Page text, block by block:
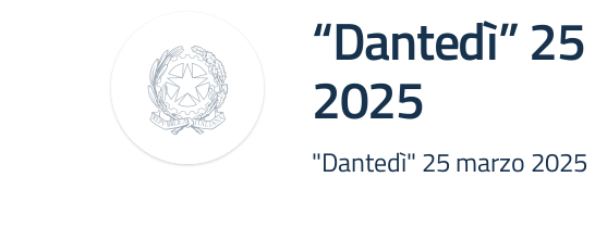
“Dantedì”
2025
"Dantedì" 25 marzo 2025